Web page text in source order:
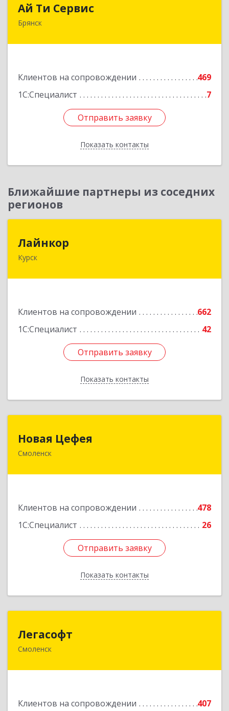
Ай Ти Сервис
Брянск
Клиентов на сопровождении
469
1С:Специалист
7
Отправить заявку
Показать контакты
Отправить заявку
Назад
Ближайшие партнеры из соседних
регионов
Лайнкор
Курск
Клиентов на сопровождении
662
1С:Специалист
42
Отправить заявку
Показать контакты
305021, Курская обл, Курск г, Победы пр-кт, дом
Отправить заявку
Назад
Новая Цефея
Смоленск
Клиентов на сопровождении
478
1С:Специалист
26
Отправить заявку
Показать контакты
214018, Смоленская обл, Смоленск г, Раевского
Отправить заявку
Назад
Легасофт
Смоленск
Клиентов на сопровождении
407
214018, Смоленская обл, Смоленск г, Ново-